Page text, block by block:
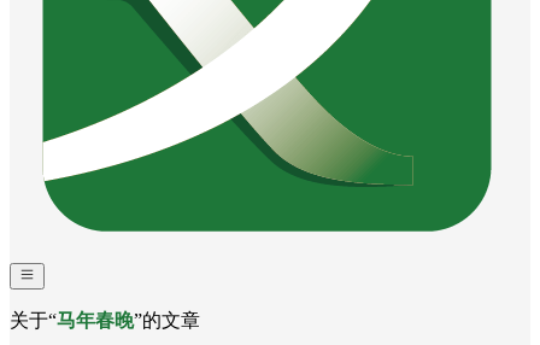
关于“马年春晚”的文章